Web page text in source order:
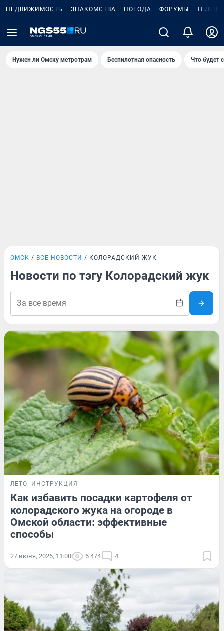
НЕДВИЖИМОСТЬ ЗНАКОМСТВА ПОГОДА ФОРУМЫ
Нужен ли Омску метротрам Беспилотная опасность Что будет
ОМСК ВСЕ НОВОСТИ КОЛОРАДСКИЙ ЖУК
Новости по тэгу Колорадский жук
ЛЕТО ИНСТРУКЦИЯ
Как избавить посадки картофеля от
колорадского жука на огороде в
Омской области: эффективные
способы
27 июня, 2026, 11:00 6 474 4